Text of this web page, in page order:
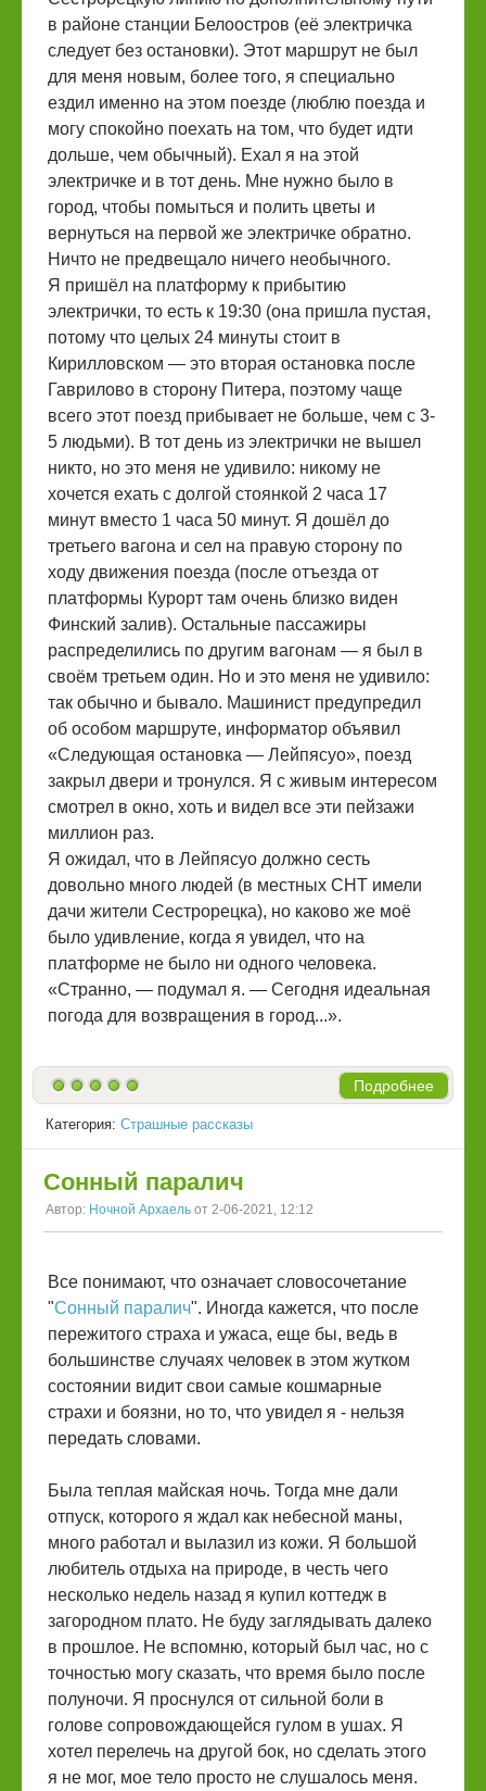
в районе станции Белоостров (её электричка
следует без остановки). Этот маршрут не был
для меня новым, более того, я специально
ездил именно на этом поезде (люблю поезда и
могу спокойно поехать на том, что будет идти
дольше, чем обычный). Ехал я на этой
электричке и в тот день. Мне нужно было в
город, чтобы помыться и полить цветы и
вернуться на первой же электричке обратно.
Ничто не предвещало ничего необычного.
Я пришёл на платформу к прибытию
электрички, то есть к 19:30 (она пришла пустая,
потому что целых 24 минуты стоит в
Кирилловском — это вторая остановка после
Гаврилово в сторону Питера, поэтому чаще
всего этот поезд прибывает не больше, чем с 3-
5 людьми). В тот день из электрички не вышел
никто, но это меня не удивило: никому не
хочется ехать с долгой стоянкой 2 часа 17
минут вместо 1 часа 50 минут. Я дошёл до
третьего вагона и сел на правую сторону по
ходу движения поезда (после отъезда от
платформы Курорт там очень близко виден
Финский залив). Остальные пассажиры
распределились по другим вагонам — я был в
своём третьем один. Но и это меня не удивило:
так обычно и бывало. Машинист предупредил
об особом маршруте, информатор объявил
«Следующая остановка — Лейпясуо», поезд
закрыл двери и тронулся. Я с живым интересом
смотрел в окно, хоть и видел все эти пейзажи
миллион раз.
Я ожидал, что в Лейпясуо должно сесть
довольно много людей (в местных СНТ имели
дачи жители Сестрорецка), но каково же моё
было удивление, когда я увидел, что на
платформе не было ни одного человека.
«Странно, — подумал я. — Сегодня идеальная
погода для возвращения в город...».
Подробнее
Категория: Страшные рассказы
Сонный паралич
Автор: Ночной Архаель от 2-06-2021, 12:12
Все понимают, что означает словосочетание
"Сонный паралич". Иногда кажется, что после
пережитого страха и ужаса, еще бы, ведь в
большинстве случаях человек в этом жутком
состоянии видит свои самые кошмарные
страхи и боязни, но то, что увидел я - нельзя
передать словами.
Была теплая майская ночь. Тогда мне дали
отпуск, которого я ждал как небесной маны,
много работал и вылазил из кожи. Я большой
любитель отдыха на природе, в честь чего
несколько недель назад я купил коттедж в
загородном плато. Не буду заглядывать далеко
в прошлое. Не вспомню, который был час, но с
точностью могу сказать, что время было после
полуночи. Я проснулся от сильной боли в
голове сопровождающейся гулом в ушах. Я
хотел перелечь на другой бок, но сделать этого
я не мог, мое тело просто не слушалось меня.